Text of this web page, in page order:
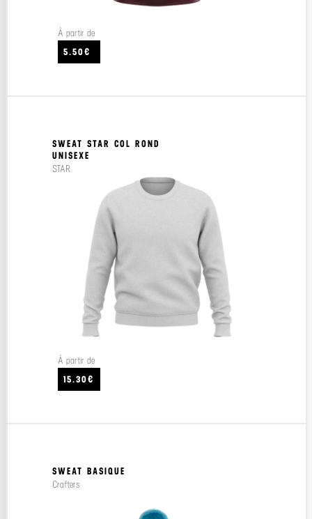
À partir de
5.50€
SWEAT STAR COL ROND
UNISEXE
STAR
À partir de
15.30€
SWEAT BASIQUE
Crafters